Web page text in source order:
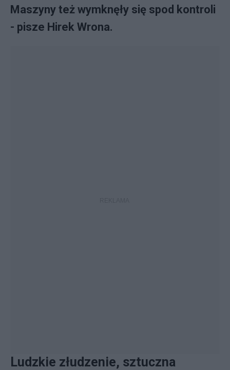
Maszyny też wymknęły się spod kontroli
- pisze Hirek Wrona.
Ludzkie złudzenie, sztuczna